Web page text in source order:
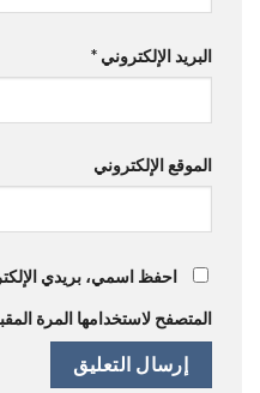
البريد الإلكتروني *
الموقع الإلكتروني
احفظ اسمي، بريدي
المتصفح لاستخدامها المرة